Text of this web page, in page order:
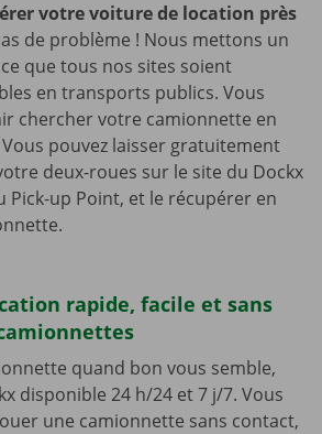
votre voiture de location près
de problème ! Nous mettons un
que tous nos sites soient
en transports publics. Vous
chercher votre camionnette en
pouvez laisser gratuitement
deux-roues sur le site du Dockx
Pick-up Point, et le récupérer en
rapide, facile et sans
quand bon vous semble,
disponible 24 h/24 et 7 j/7. Vous
une camionnette sans contact,